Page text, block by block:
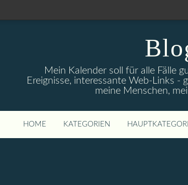
Mein Kalender soll für alle Fälle
Ereignisse, interessante Web-Links -
meine Menschen,
HOME KATEGORIEN